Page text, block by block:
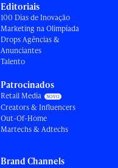
Editoriais
100 Dias de Inovação
Marketing na Olimpíada
Drops Agências &
Anunciantes
Talento
Patrocinados
Retail Media
Creators & Influencers
Out-Of-Home
Martechs & Adtechs
Brand Channels